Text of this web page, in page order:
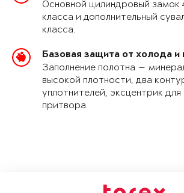
Основной цилиндровый замок
класса и дополнительный
класса.
Базовая защита от холода и
Заполнение полотна —
высокой плотности, два
уплотнителей, эксцентрик для
притвора.